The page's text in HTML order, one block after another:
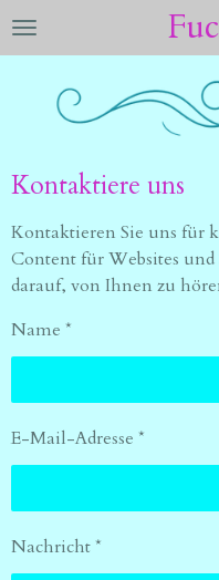
Zum
Kontaktiere uns
Kontaktieren Sie uns für
Content für Websites
darauf, von Ihnen zu
Name *
E-Mail-Adresse *
Nachricht *